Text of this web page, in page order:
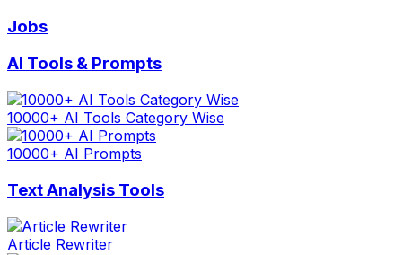
Jobs
AI Tools & Prompts
10000+ AI Tools Category Wise
10000+ AI Prompts
Text Analysis Tools
Article Rewriter